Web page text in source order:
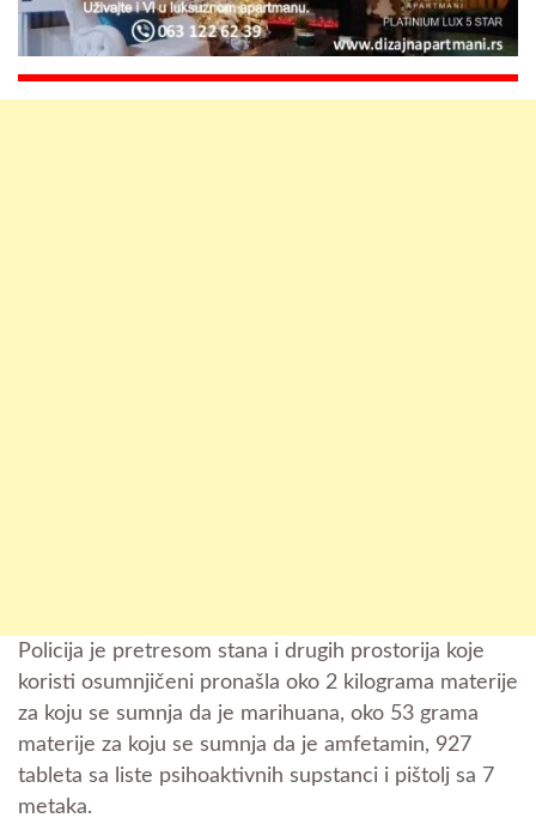
Policija je pretresom stana i drugih prostorija koje
koristi osumnjičeni pronašla oko 2 kilograma materije
za koju se sumnja da je marihuana, oko 53 grama
materije za koju se sumnja da je amfetamin, 927
tableta sa liste psihoaktivnih supstanci i pištolj sa 7
metaka.